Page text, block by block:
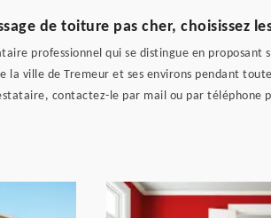
de toiture pas cher, choisissez
professionnel qui se distingue en
la ville de Tremeur et ses environs pendant
contactez-le par mail ou par téléphone